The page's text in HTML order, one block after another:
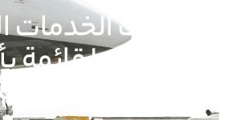
شركات الخدمات
في إيران |
مزودي خدمات